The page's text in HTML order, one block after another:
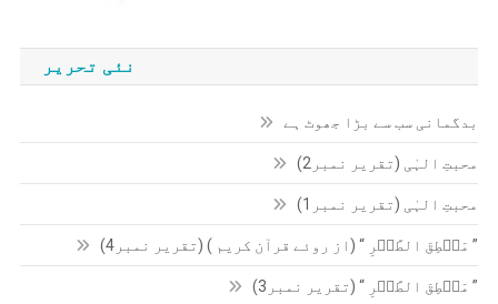
نئی تحریر
بدگمانی سب سے بڑا جھوٹ ہے
محبتِ الہٰی (تقریر نمبر2)
محبتِ الہٰی (تقریر نمبر1)
” مَنۡطِقَ الطَّیۡرِ “ (از روئے قرآن کریم ) (تقریر نمبر4)
” مَنۡطِقَ الطَّیۡرِ “ (تقریر نمبر3)